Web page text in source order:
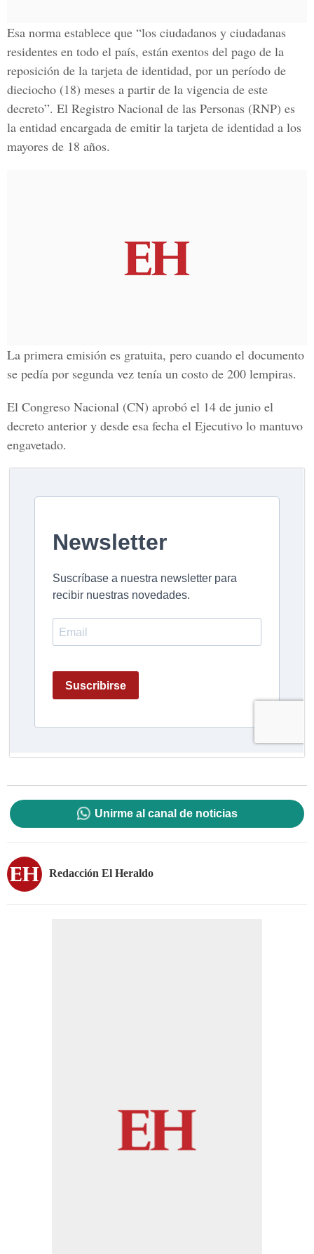
Esa norma establece que “los ciudadanos y ciudadanas
residentes en todo el país, están exentos del pago de la
reposición de la tarjeta de identidad, por un período de
dieciocho (18) meses a partir de la vigencia de este
decreto”. El Registro Nacional de las Personas (RNP) es
la entidad encargada de emitir la tarjeta de identidad a los
mayores de 18 años.
La primera emisión es gratuita, pero cuando el documento
se pedía por segunda vez tenía un costo de 200 lempiras.
El Congreso Nacional (CN) aprobó el 14 de junio el
decreto anterior y desde esa fecha el Ejecutivo lo mantuvo
engavetado.
Unirme al canal de noticias
Redacción El Heraldo